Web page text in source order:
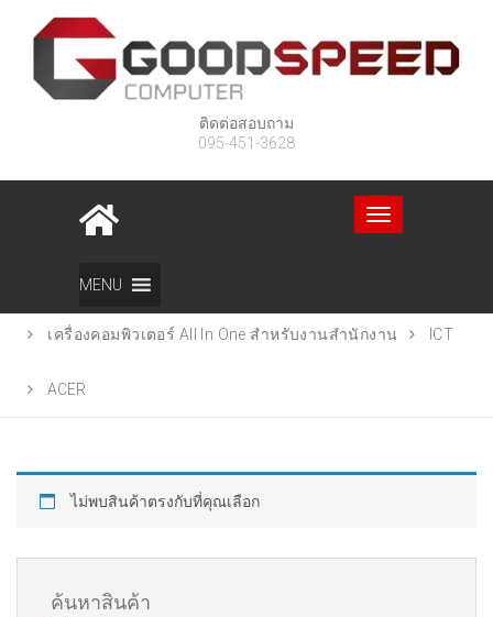
ติดต่อสอบถาม
095-451-3628
Toggle
navigation
MENU
สินค้า
เครื่องคอมพิวเตอร์ All In One สําหรับงานสํานักงาน ICT
ACER
ไม่พบสินค้าตรงกับที่คุณเลือก
ค้นหาสินค้า